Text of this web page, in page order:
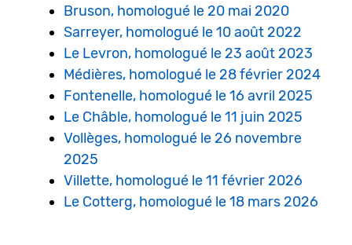
Bruson, homologué le 20 mai 2020
Sarreyer, homologué le 10 août 2022
Le Levron, homologué le 23 août 2023
Médières, homologué le 28 février 2024
Fontenelle, homologué le 16 avril 2025
Le Châble, homologué le 11 juin 2025
Vollèges, homologué le 26 novembre
2025
Villette, homologué le 11 février 2026
Le Cotterg, homologué le 18 mars 2026